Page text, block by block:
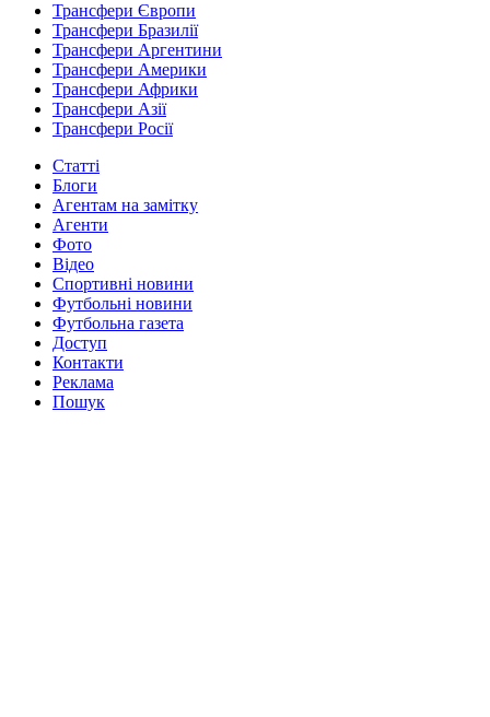
Трансфери Європи
Трансфери Бразилії
Трансфери Аргентини
Трансфери Америки
Трансфери Африки
Трансфери Азії
Трансфери Росії
Статті
Блоги
Агентам на замітку
Агенти
Фото
Відео
Спортивні новини
Футбольні новини
Футбольна газета
Доступ
Контакти
Реклама
Пошук